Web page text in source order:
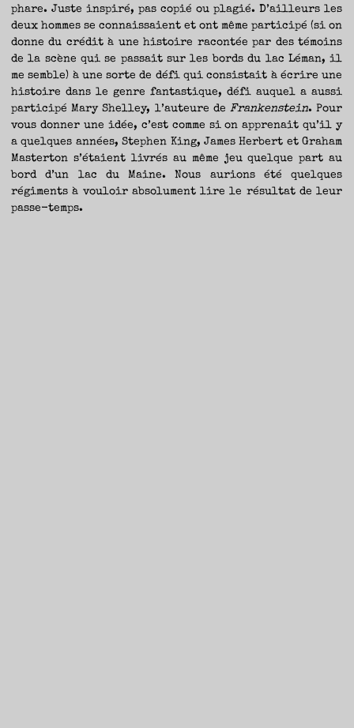
phare. Juste inspiré, pas copié ou plagié. D’ailleurs les
deux hommes se connaissaient et ont même participé (si on
donne du crédit à une histoire racontée par des témoins
de la scène qui se passait sur les bords du lac Léman, il
me semble) à une sorte de défi qui consistait à écrire une
histoire dans le genre fantastique, défi auquel a aussi
participé Mary Shelley, l’auteure deFrankenstein. Pour
vous donner une idée, c’est comme si on apprenait qu’il y
a quelques années, Stephen King, James Herbert et Graham
Masterton s’étaient livrés au même jeu quelque part au
bord d’un lac du Maine. Nous aurions été quelques
régiments à vouloir absolument lire le résultat de leur
passe-temps.